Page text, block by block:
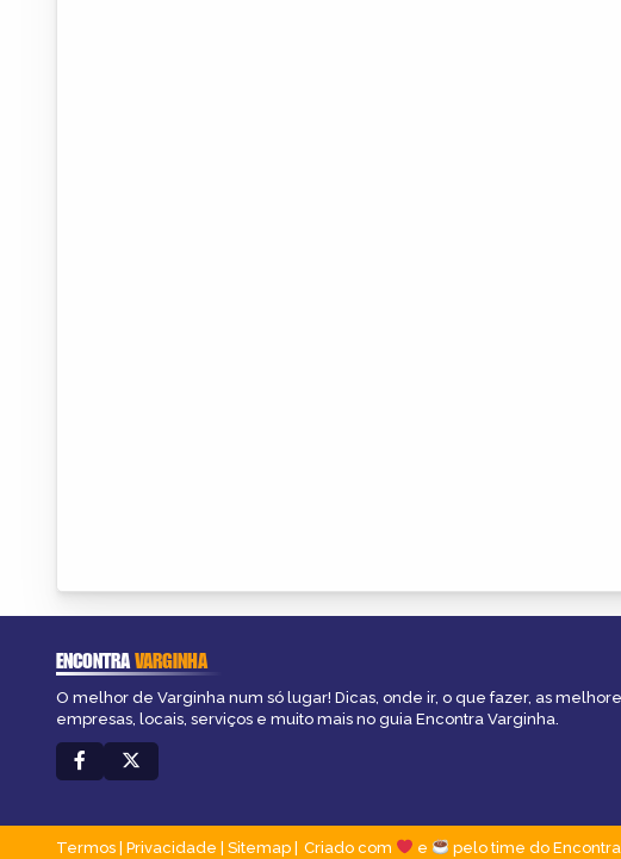
ENCONTRAVARGINHA
O melhor de Varginha num só lugar! Dicas, onde ir, o que fazer, as
empresas, locais, serviços e muito mais no guia Encontra Varginha.
Termos Privacidade Sitemap Criado com e pelo time do